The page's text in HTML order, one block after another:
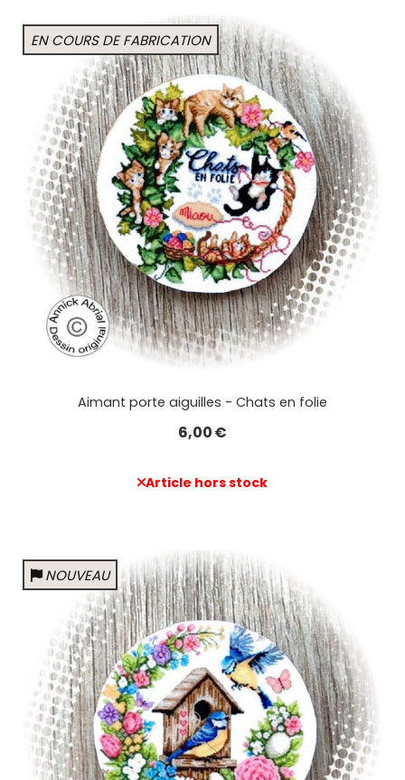
EN COURS DE FABRICATION
Aimant porte aiguilles - Chats en folie
6,00€
Article hors stock
NOUVEAU